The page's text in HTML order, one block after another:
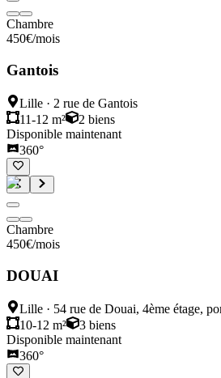
Chambre
450€/mois
Gantois
Lille · 2 rue de Gantois
11-12 m²
2 biens
Disponible maintenant
360°
Chambre
450€/mois
DOUAI
Lille · 54 rue de Douai, 4ème étage,
10-12 m²
3 biens
Disponible maintenant
360°